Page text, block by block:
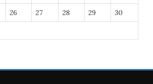
26 27 28 29 30